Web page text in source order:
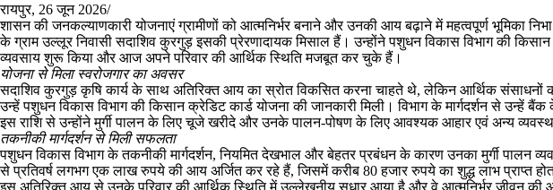
रायपुर, 26 जून 2026/
शासन की जनकल्याणकारी योजनाएं ग्रामीणों को आत्मनिर्भर बनाने और उनकी आय बढ़ाने में महत्वपूर्ण भूमिका
के ग्राम उल्लूर निवासी सदाशिव कुरगुड़ इसकी प्रेरणादायक मिसाल हैं। उन्होंने पशुधन विकास विभाग की
व्यवसाय शुरू किया और आज अपने परिवार की आर्थिक स्थिति मजबूत कर चुके हैं।
योजना से मिला स्वरोजगार का अवसर
सदाशिव कुरगुड़ कृषि कार्य के साथ अतिरिक्त आय का स्रोत विकसित करना चाहते थे, लेकिन आर्थिक संसाधनों
उन्हें पशुधन विकास विभाग की किसान क्रेडिट कार्ड योजना की जानकारी मिली। विभाग के मार्गदर्शन से उन्हें
इस राशि से उन्होंने मुर्गी पालन के लिए चूजे खरीदे और उनके पालन-पोषण के लिए आवश्यक आहार एवं अन्य
तकनीकी मार्गदर्शन से मिली सफलता
पशुधन विकास विभाग के तकनीकी मार्गदर्शन, नियमित देखभाल और बेहतर प्रबंधन के कारण उनका मुर्गी पालन
से प्रतिवर्ष लगभग एक लाख रुपये की आय अर्जित कर रहे हैं, जिसमें करीब 80 हजार रुपये का शुद्ध लाभ प्राप्त
इस अतिरिक्त आय से उनके परिवार की आर्थिक स्थिति में उल्लेखनीय सुधार आया है और वे आत्मनिर्भर जीवन